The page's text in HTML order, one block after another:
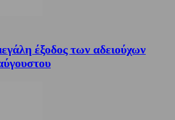
έξοδος των αδειούχων